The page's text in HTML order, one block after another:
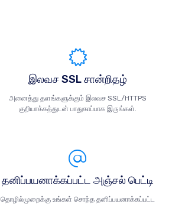
இலவச SSL சான்றிதழ்
அனைத்து தளங்களுக்கும் இலவச SSL/HTTPS
குறியாக்கத்துடன் பாதுகாப்பாக இருங்கள்.
தனிப்பயனாக்கப்பட்ட அஞ்சல் பெட்டி
தொழில்முறைக்கு உங்கள் சொந்த தனிப்பயனாக்கப்பட்ட